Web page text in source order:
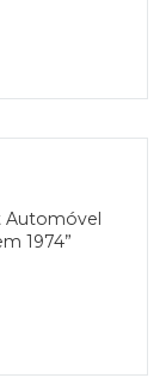
Automóvel
1974”